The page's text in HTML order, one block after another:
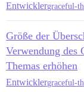
Entwicklergraceful-
Größe der
Verwendung des
Themas erhöhen
Entwicklergraceful-